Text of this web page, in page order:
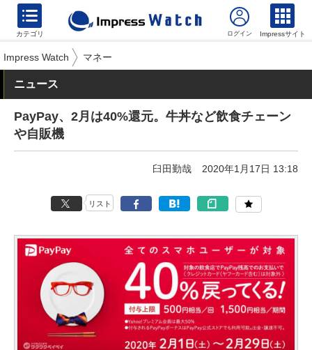
カテゴリ Impressサイト
Impress Watch マネー
ニュース
PayPay、2月は40%還元。牛丼など飲食チェーン
や自販機
臼田勤哉 2020年1月17日 13:18
リスト